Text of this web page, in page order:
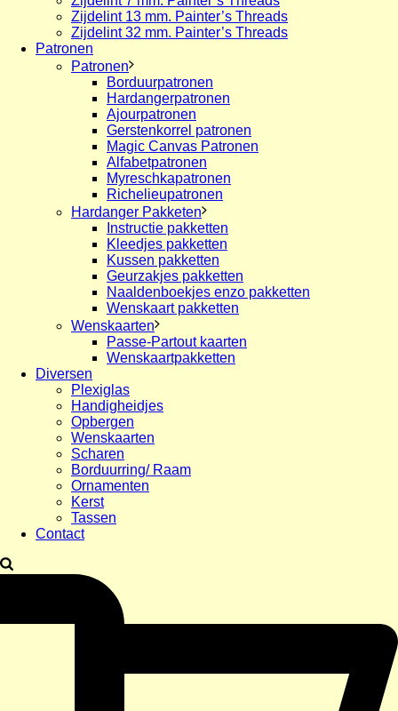
Zijdelint 13 mm. Painter’s Threads
Zijdelint 32 mm. Painter’s Threads
Patronen
Patronen
Borduurpatronen
Hardangerpatronen
Ajourpatronen
Gerstenkorrel patronen
Magic Canvas Patronen
Alfabetpatronen
Myreschkapatronen
Richelieupatronen
Hardanger Pakketen
Instructie pakketten
Kleedjes pakketten
Kussen pakketten
Geurzakjes pakketten
Naaldenboekjes enzo pakketten
Wenskaart pakketten
Wenskaarten
Passe-Partout kaarten
Wenskaartpakketten
Diversen
Plexiglas
Handigheidjes
Opbergen
Wenskaarten
Scharen
Borduurring/ Raam
Ornamenten
Kerst
Tassen
Contact